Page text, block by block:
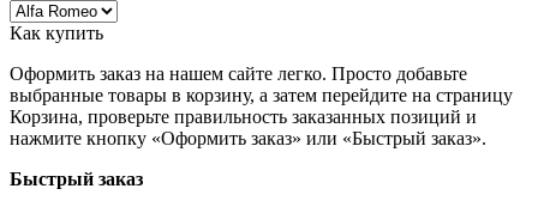
Как купить
Оформить заказ на нашем сайте легко. Просто добавьте
выбранные товары в корзину, а затем перейдите на страницу
Корзина, проверьте правильность заказанных позиций и
нажмите кнопку «Оформить заказ» или «Быстрый заказ».
Быстрый заказ